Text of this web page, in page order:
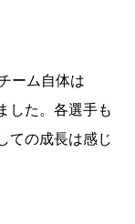
ーム自体は
した。各選手も
ての成長は感じ